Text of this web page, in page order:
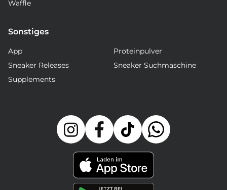
Waffle
Sonstiges
App
Proteinpulver
Sneaker Releases
Sneaker Suchmaschine
Supplements